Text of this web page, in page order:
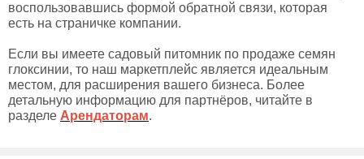
воспользовавшись формой обратной связи, которая
есть на страничке компании.
Если вы имеете садовый питомник по продаже семян
глоксинии, то наш маркетплейс является идеальным
местом, для расширения вашего бизнеса. Более
детальную информацию для партнёров, читайте в
разделе Арендаторам.